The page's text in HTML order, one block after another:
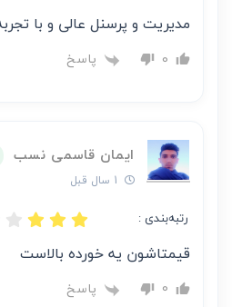
مدیریت و پرسنل عالی و با
0 پاسخ
ایمان قاسمی نسب
رتبه‌بندی :
قیمتاشون یه خورده بالاست
0 پاسخ